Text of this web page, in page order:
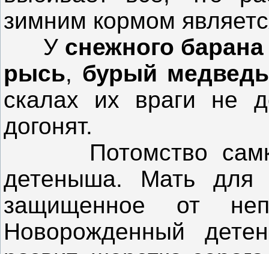
зимним кормом
У снежного
рысь, бурый медведь
скалах их враги не
догонят.
Потомство самки
детеныша. Мать для
защищенное от
Новорожденный